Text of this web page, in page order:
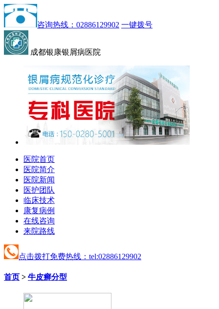
咨询热线：02886129902 一键拨号
成都银康银屑病医院
医院首页
医院简介
医院新闻
医护团队
临床技术
康复病例
在线咨询
来院路线
点击拨打免费热线：tel:02886129902
首页 > 牛皮癣分型